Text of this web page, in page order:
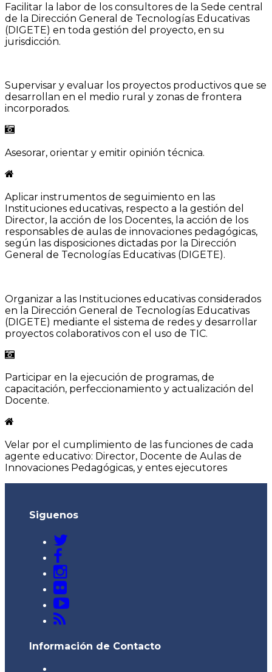
Facilitar la labor de los consultores de la Sede central
de la Dirección General de Tecnologías Educativas
(DIGETE) en toda gestión del proyecto, en su
jurisdicción.
Supervisar y evaluar los proyectos productivos que se
desarrollan en el medio rural y zonas de frontera
incorporados.
Asesorar, orientar y emitir opinión técnica.
Aplicar instrumentos de seguimiento en las
Instituciones educativas, respecto a la gestión del
Director, la acción de los Docentes, la acción de los
responsables de aulas de innovaciones pedagógicas,
según las disposiciones dictadas por la Dirección
General de Tecnologías Educativas (DIGETE).
Organizar a las Instituciones educativas considerados
en la Dirección General de Tecnologías Educativas
(DIGETE) mediante el sistema de redes y desarrollar
proyectos colaborativos con el uso de TIC.
Participar en la ejecución de programas, de
capacitación, perfeccionamiento y actualización del
Docente.
Velar por el cumplimiento de las funciones de cada
agente educativo: Director, Docente de Aulas de
Innovaciones Pedagógicas, y entes ejecutores
Siguenos
Información de Contacto